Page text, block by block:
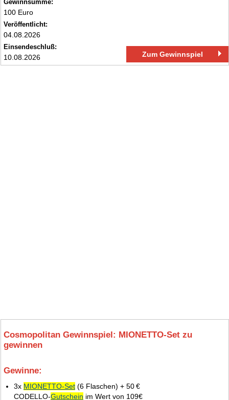
Gewinnsumme:
100 Euro
Veröffentlicht:
04.08.2026
Einsendeschluß:
10.08.2026 Zum Gewinnspiel
Cosmopolitan Gewinnspiel: MIONETTO-Set zu
gewinnen
Gewinne:
3x MIONETTO-Set (6 Flaschen) + 50 €
CODELLO-Gutschein im Wert von 109€